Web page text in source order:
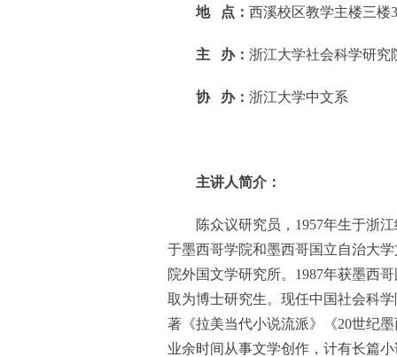
地 点 ： 西溪校区教学主楼三楼
主 办： 浙江大学社会科学研究
协 办： 浙江大学中文系
主讲人简介：
陈众议研究员，1957年生于浙
于墨西哥学院和墨西哥国立自治大
院外国文学研究所。1987年获墨西
取为博士研究生。现任中国社会科
著《拉美当代小说流派》《20世纪
业余时间从事文学创作，计有长篇